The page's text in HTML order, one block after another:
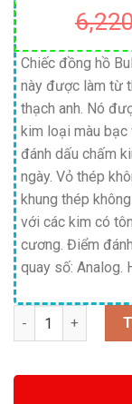
Chiếc đồng hồ
này được làm từ
thạch anh. Nó
kim loại màu
đánh dấu chấm
ngày. Vỏ thép
khung thép
với các kim có
cương. Điểm
quay số: Analog.
Số lượng